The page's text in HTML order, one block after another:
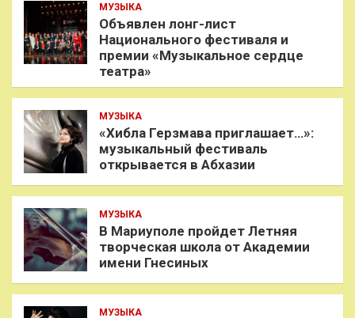
МУЗЫКА
Объявлен лонг-лист
Национального фестиваля и
премии «Музыкальное сердце
театра»
МУЗЫКА
«Хибла Герзмава приглашает…»:
музыкальный фестиваль
открывается в Абхазии
МУЗЫКА
В Мариуполе пройдет Летняя
творческая школа от Академии
имени Гнесиных
МУЗЫКА